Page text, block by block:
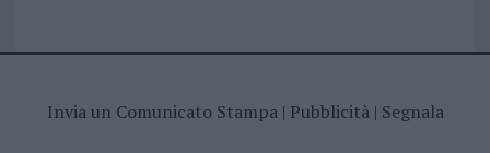
Invia un Comunicato Stampa| Pubblicità| Segnala